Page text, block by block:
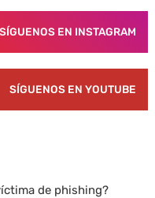
SÍGUENOS EN INSTAGRAM
SÍGUENOS EN YOUTUBE
de phishing?